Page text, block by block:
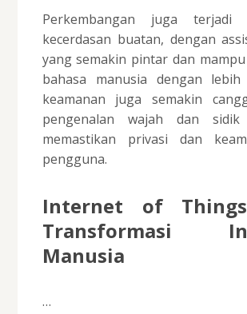
Perkembangan juga
kecerdasan buatan, dengan
yang semakin pintar dan
bahasa manusia dengan
keamanan juga semakin
pengenalan wajah dan
memastikan privasi dan
pengguna.
Internet of
Transformasi
Manusia
…